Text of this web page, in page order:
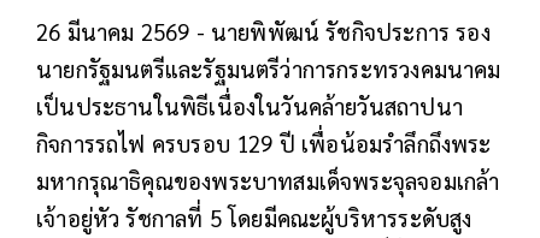
26 มีนาคม 2569 - นายพิพัฒน์ รัชกิจประการ รอง
นายกรัฐมนตรีและรัฐมนตรีว่าการกระทรวงคมนาคม
เป็นประธานในพิธีเนื่องในวันคล้ายวันสถาปนา
กิจการรถไฟ ครบรอบ 129 ปี เพื่อน้อมรำลึกถึงพระ
มหากรุณาธิคุณของพระบาทสมเด็จพระจุลจอมเกล้า
เจ้าอยู่หัว รัชกาลที่ 5 โดยมีคณะผู้บริหารระดับสูง